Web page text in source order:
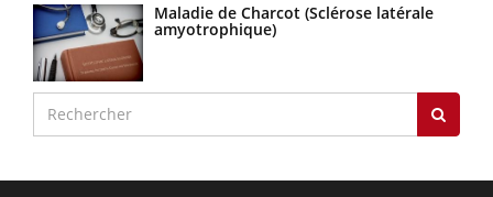
Maladie de Charcot (Sclérose latérale
amyotrophique)